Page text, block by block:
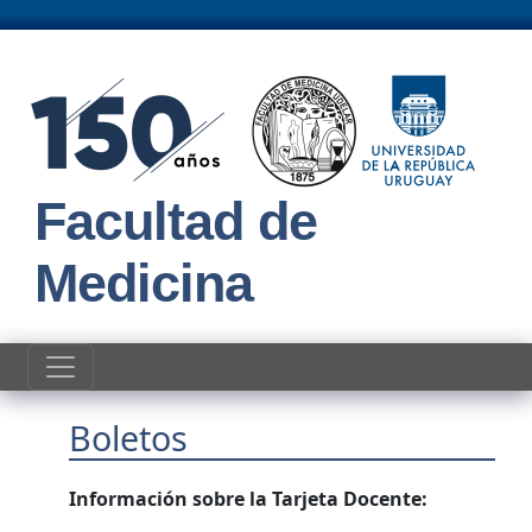
Facultad de
Medicina
Boletos
Información sobre la Tarjeta Docente: